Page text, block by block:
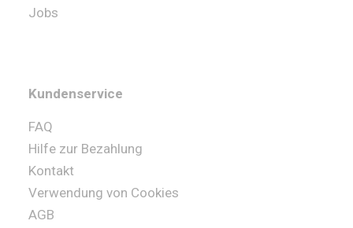
Jobs
Kundenservice
FAQ
Hilfe zur Bezahlung
Kontakt
Verwendung von Cookies
AGB